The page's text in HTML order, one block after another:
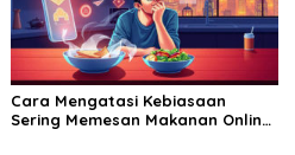
Cara Mengatasi Kebiasaan
Sering Memesan Makanan Online